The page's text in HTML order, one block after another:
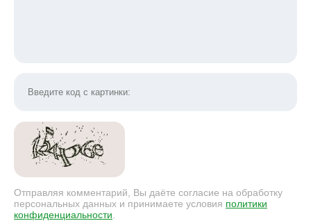
Отправляя комментарий, Вы даёте согласие на обработку
персональных данных и принимаете условия политики
конфиденциальности